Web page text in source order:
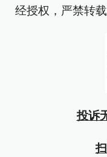
经授权，严禁转载
投诉